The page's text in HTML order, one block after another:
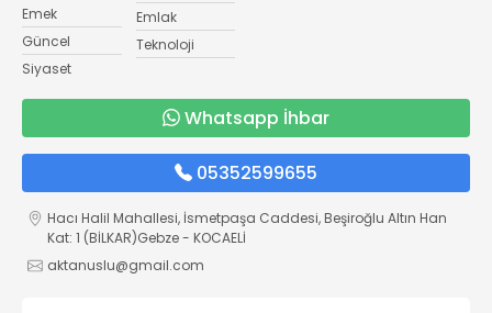
Emek
Güncel
Siyaset
Emlak
Teknoloji
Whatsapp İhbar
05352599655
Hacı Halil Mahallesi, İsmetpaşa Caddesi, Beşiroğlu Altın Han
Kat: 1 (BİLKAR)Gebze - KOCAELİ
aktanuslu@gmail.com